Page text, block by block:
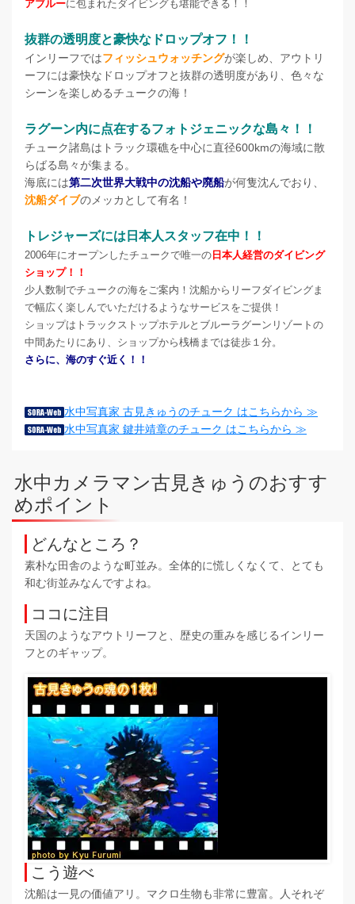
アブルーに包まれたダイビングも堪能できる！！
抜群の透明度と豪快なドロップオフ！！
インリーフではフィッシュウォッチングが楽しめ、アウトリ
ーフには豪快なドロップオフと抜群の透明度があり、色々な
シーンを楽しめるチュークの海！
ラグーン内に点在するフォトジェニックな島々！！
チューク諸島はトラック環礁を中心に直径600kmの海域に散
らばる島々が集まる。
海底には第二次世界大戦中の沈船や廃船が何隻沈んでおり、
沈船ダイブのメッカとして有名！
トレジャーズには日本人スタッフ在中！！
2006年にオープンしたチュークで唯一の 日本人経営のダイビング
ショップ！！
少人数制でチュークの海をご案内！沈船からリーフダイビングま
で幅広く楽しんでいただけるようなサービスをご提供！
ショップはトラックストップホテルとブルーラグーンリゾートの
中間あたりにあり、 ショップから桟橋までは徒歩１分。
さらに、海のすぐ近く！！
水中写真家 古見きゅうのチューク はこちらから ≫
水中写真家 鍵井靖章のチューク はこちらから ≫
水中カメラマン古見きゅうのおすす
めポイント
どんなところ？
素朴な田舎のような町並み。全体的に慌しくなくて、とても
和む街並みなんですよね。
ココに注目
天国のようなアウトリーフと、歴史の重みを感じるインリー
フとのギャップ。
こう遊べ
沈船は一見の価値アリ。マクロ生物も非常に豊富。人それぞ